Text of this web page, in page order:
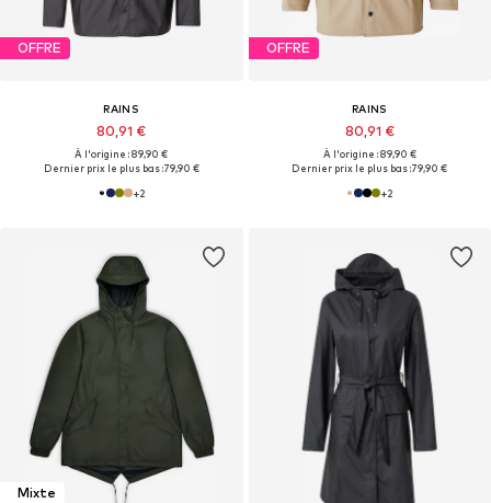
OFFRE
RAINS
80,91 €
À l'origine : 89,90 €
Dernier prix le plus bas :79,90 €
+2
OFFRE
RAINS
80,91 €
À l'origine : 89,90 €
Dernier prix le plus bas :79,90 €
+2
Mixte